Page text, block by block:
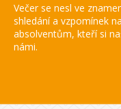
Večer se nesl ve
shledání a vzpomínek
absolventům, kteří si
námi.